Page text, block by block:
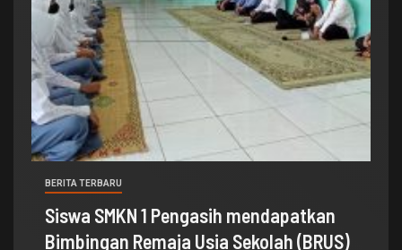
BERITA TERBARU
Siswa SMKN 1 Pengasih mendapatkan
Bimbingan Remaja Usia Sekolah (BRUS)